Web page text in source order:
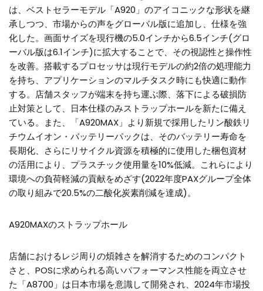
は、ベストセラーモデル「A920」のアイコニックな形状を継
承しつつ、市場からの声をグローバル版に追加し、仕様を強
化した。画面サイズを現行機の5.0インチから6.5インチ(グロ
ーバル版は6.1インチ)に拡大することで、その視認性と操作性
を改善。搭載するプロセッサは現行モデルの約2倍の処理能力
を持ち、アプリケーションのマルチタスク時にも快適に動作
する。店舗スタッフが端末を持ち運ぶ際、落下による破損防
止対策として、日本仕様のみストラップホールを新たに備え
ている。また、「A920MAX」より新規で採用したリン酸鉄リ
チウムイオン・バッテリーパックは、そのバッテリー寿命を
長期化、さらにリサイクル資源を積極的に使用した梱包資材
の活用により、プラスチック使用量を10%低減。これらにより
環境への負荷軽減の貢献をめざす(2022年度PAXグループ全体
の取り組みで20.5%の二酸化炭素削減を達成)。
A920MAXのストラップホール
店舗におけるレジ周りの煩雑さを解消するためのコンパクト
さと、POSに求められる高いパフォーマンス性能を両立させ
た「A8700」は日本市場を意識して開発され、2024年市場投